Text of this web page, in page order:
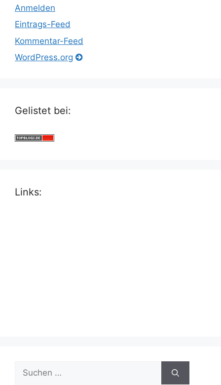
Anmelden
Eintrags-Feed
Kommentar-Feed
WordPress.org
Gelistet bei:
Links:
Suche
nach: